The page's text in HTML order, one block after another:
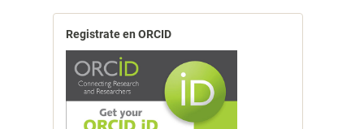
Registrate en ORCID